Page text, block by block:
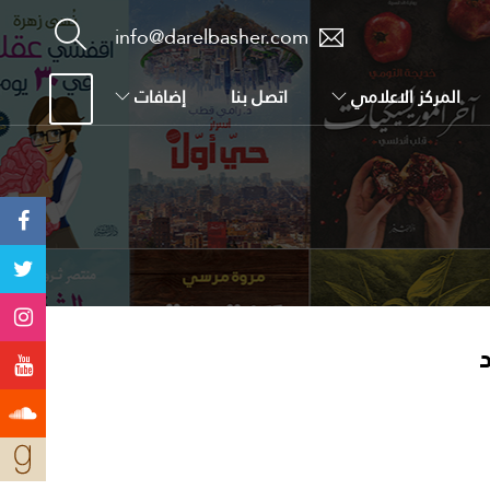
info@darelbasher.com
المركز الاعلامي اتصل بنا إضافات